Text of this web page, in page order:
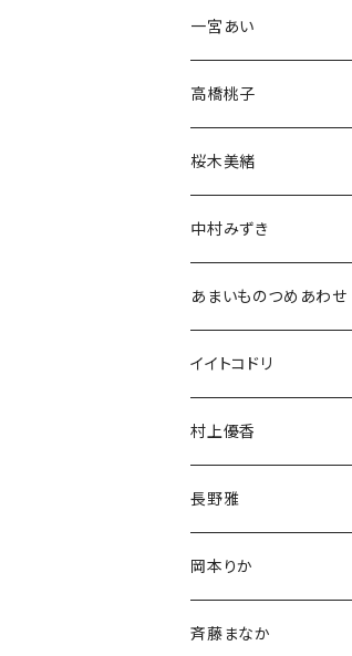
アクスタ
Tシャツ
生誕グッズ
生誕グッズ
Tシャツ
アクスタ
ブロマイド
生誕グッズ
アクスタ
Tシャツ
チェキ
ブロマイド
生誕グッズ
アクスタ
Tシャツ
一宮あい
チェキ
ブロマイド
生誕グッズ
アクスタ
Tシャツ
高橋桃子
チェキ
アクスタ
Tシャツ
ブロマイド
生誕グッズ
アクスタ
Tシャツ
桜木美緒
チェキ
ブロマイド
生誕グッズ
アクスタ
Tシャツ
中村みずき
生誕祭グッズ
アクスタ
Tシャツ
チェキ
あまいものつめあわせ
アクリルスタンド
アクリルキーホルダー
イイトコドリ
Tシャツ
村上優香
チェキ
長野雅
チェキ
岡本りか
チェキ
斉藤まなか